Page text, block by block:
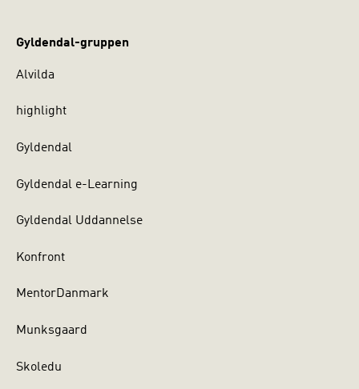
Gyldendal-gruppen
Alvilda
highlight
Gyldendal
Gyldendal e-Learning
Gyldendal Uddannelse
Konfront
MentorDanmark
Munksgaard
Skoledu